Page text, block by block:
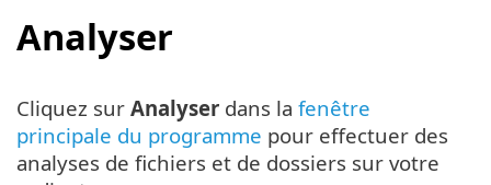
Analyser
Cliquez sur Analyser dans la fenêtre
principale du programme pour effectuer des
analyses de fichiers et de dossiers sur votre